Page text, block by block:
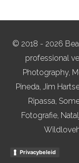
© 2018 - 2026
professional
Photography,
Pineda, Jim
Ripassa,
Fotografie,
Privacybeleid